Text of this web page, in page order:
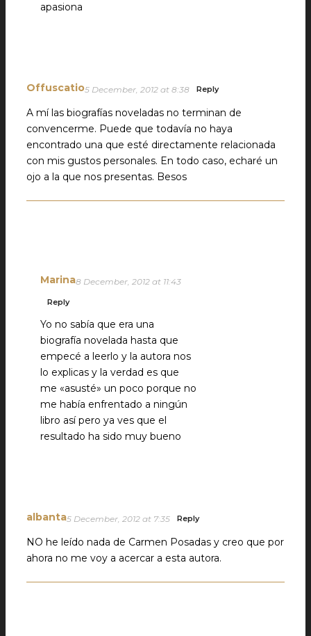
apasiona
Offuscatio5 December, 2012 at 8:38 Reply
A mí las biografías noveladas no terminan de
convencerme. Puede que todavía no haya
encontrado una que esté directamente relacionada
con mis gustos personales. En todo caso, echaré un
ojo a la que nos presentas. Besos
Marina8 December, 2012 at 11:43
Reply
Yo no sabía que era una
biografía novelada hasta que
empecé a leerlo y la autora nos
lo explicas y la verdad es que
me «asusté» un poco porque no
me había enfrentado a ningún
libro así pero ya ves que el
resultado ha sido muy bueno
albanta5 December, 2012 at 7:35 Reply
NO he leído nada de Carmen Posadas y creo que por
ahora no me voy a acercar a esta autora.